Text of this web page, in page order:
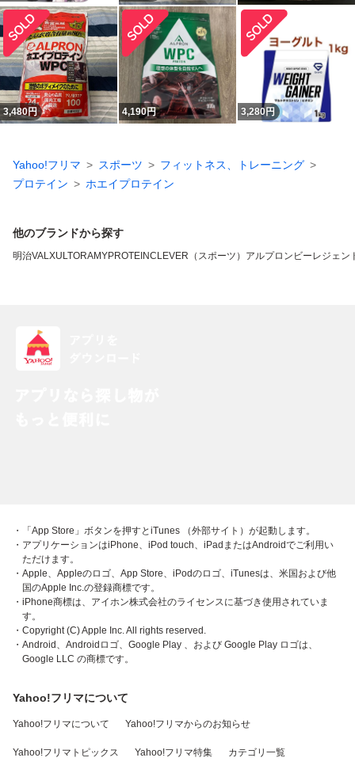
3,480円 4,190円 3,280円
Yahoo!フリマ スポーツ
フィットネス、トレーニング
プロテイン
ホエイプロテイン
他のブランドから探す
明治VALXULTORAMYPROTEINCLEVER（スポーツ） アルプロン ビーレジェン
・「App Store」ボタンを押すとiTunes （外部サイト）が起動します。
・アプリケーションはiPhone、iPod touch、iPadまたはAndroidでご利用い
ただけます。
・Apple、Appleのロゴ、App Store、iPodのロゴ、iTunesは、米国および他
国のApple Inc.の登録商標です。
・iPhone商標は、アイホン株式会社のライセンスに基づき使用されていま
す。
・Copyright (C) Apple Inc. All rights reserved.
・Android、Androidロゴ、Google Play 、および Google Play ロゴは、
Google LLC の商標です。
Yahoo!フリマについて
Yahoo!フリマについて Yahoo!フリマからのお知らせ
Yahoo!フリマトピックス Yahoo!フリマ特集 カテゴリ一覧